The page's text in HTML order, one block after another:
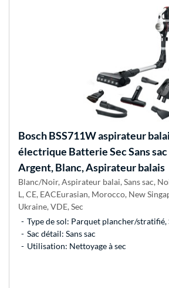
BoschBSS711W aspirateur
électrique Batterie Sec Sans sac
Argent, Blanc, Aspirateur balais
Blanc/Noir, Aspirateur balai, Sans sac,
L, CE, EACEurasian, Morocco, New
Ukraine, VDE, Sec
Type de sol: Parquet plancher/stratifié,
Sac détail: Sans sac
Utilisation: Nettoyage à sec